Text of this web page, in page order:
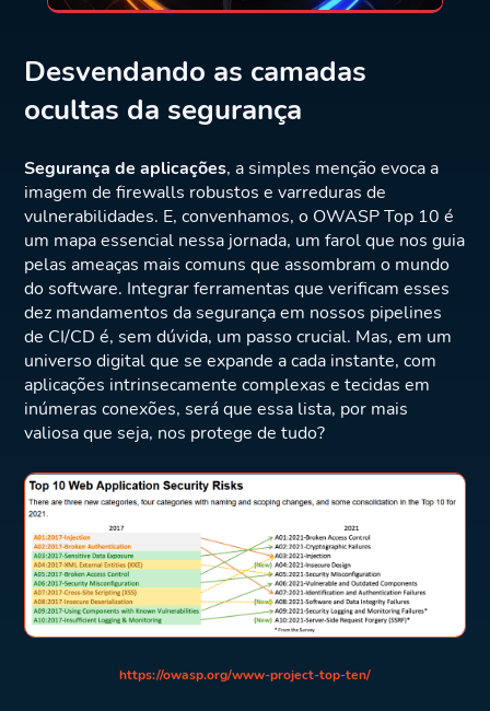
Desvendando as camadas
ocultas da segurança
Segurança de aplicações, a simples menção evoca a
imagem de firewalls robustos e varreduras de
vulnerabilidades. E, convenhamos, o OWASP Top 10 é
um mapa essencial nessa jornada, um farol que nos guia
pelas ameaças mais comuns que assombram o mundo
do software. Integrar ferramentas que verificam esses
dez mandamentos da segurança em nossos pipelines
de CI/CD é, sem dúvida, um passo crucial. Mas, em um
universo digital que se expande a cada instante, com
aplicações intrinsecamente complexas e tecidas em
inúmeras conexões, será que essa lista, por mais
valiosa que seja, nos protege de tudo?
https://owasp.org/www-project-top-ten/